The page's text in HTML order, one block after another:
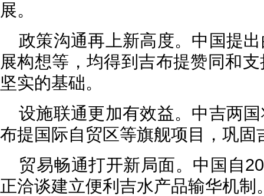
展。
政策沟通再上新高度。中国提
展构想等，均得到吉布提赞同和
坚实的基础。
设施联通更加有效益。中吉两
布提国际自贸区等旗舰项目，巩固
贸易畅通打开新局面。中国自
正洽谈建立便利吉水产品输华机